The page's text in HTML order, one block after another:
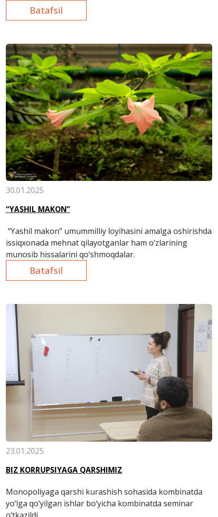
Batafsil
30.01.2025
“YASHIL MAKON”
“Yashil makon” umummilliy loyihasini amalga oshirishda
issiqxonada mehnat qilayotganlar ham o‘zlarining
munosib hissalarini qo‘shmoqdalar.
Batafsil
23.01.2025
BIZ KORRUPSIYAGA QARSHIMIZ
Monopoliyaga qarshi kurashish sohasida kombinatda
yo‘lga qo‘yilgan ishlar bo‘yicha kombinatda seminar